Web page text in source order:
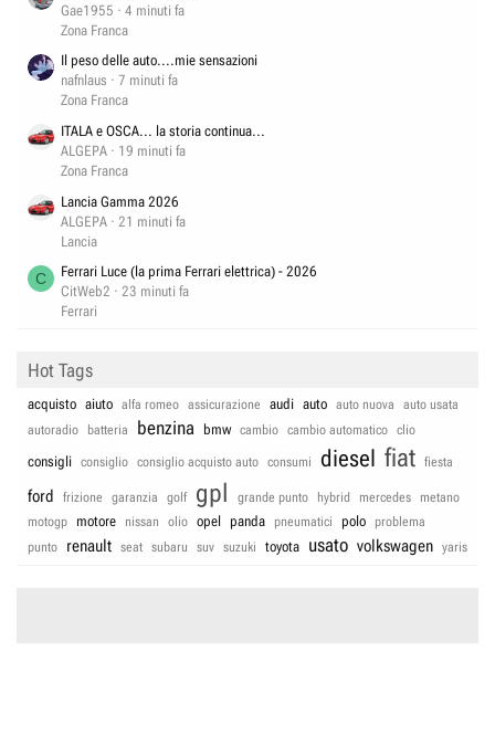
Gae1955
4 minuti fa
Zona Franca
Il peso delle auto....mie sensazioni
nafnlaus
7 minuti fa
Zona Franca
ITALA e OSCA... la storia continua...
ALGEPA
19 minuti fa
Zona Franca
Lancia Gamma 2026
ALGEPA
21 minuti fa
Lancia
C
Ferrari Luce (la prima Ferrari elettrica) - 2026
CitWeb2
23 minuti fa
Ferrari
Hot Tags
acquisto aiuto alfa romeo assicurazione audi auto auto nuova
auto usata
autoradio
batteria benzina bmw cambio cambio automatico clio
consigli consiglio consiglio acquisto auto consumi diesel fiat fiesta
ford frizione garanzia golf gpl grande punto hybrid mercedes
metano
motogp
motore nissan olio opel panda pneumatici polo
problema
punto
renault seat subaru suv suzuki toyota usato volkswagen yaris